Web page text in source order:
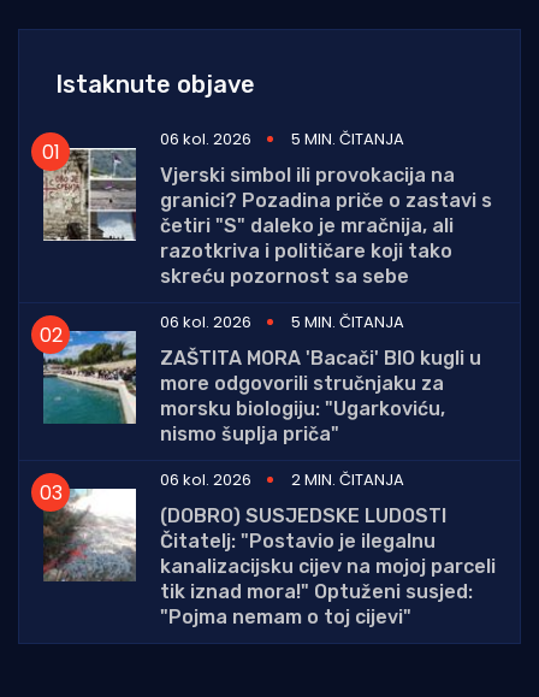
Istaknute objave
06 kol. 2026
5 MIN. ČITANJA
Vjerski simbol ili provokacija na
granici? Pozadina priče o zastavi s
četiri "S" daleko je mračnija, ali
razotkriva i političare koji tako
skreću pozornost sa sebe
06 kol. 2026
5 MIN. ČITANJA
ZAŠTITA MORA 'Bacači' BIO kugli u
more odgovorili stručnjaku za
morsku biologiju: "Ugarkoviću,
nismo šuplja priča"
06 kol. 2026
2 MIN. ČITANJA
(DOBRO) SUSJEDSKE LUDOSTI
Čitatelj: "Postavio je ilegalnu
kanalizacijsku cijev na mojoj parceli
tik iznad mora!" Optuženi susjed:
"Pojma nemam o toj cijevi"